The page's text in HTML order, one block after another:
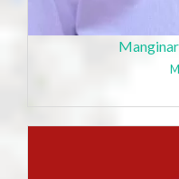
Manginar